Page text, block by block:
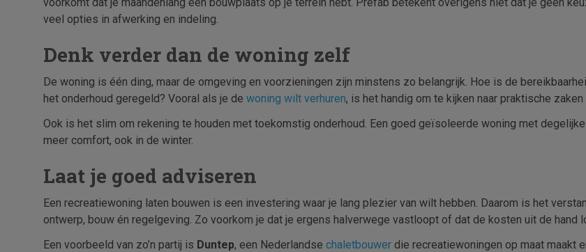
veel opties in afwerking en indeling.
Denk verder dan de woning zelf
De woning is één ding, maar de omgeving en voorzieningen zijn minstens zo belangrijk. Hoe is de
het onderhoud geregeld? Vooral als je de woning wilt verhuren, is het handig om te kijken naar praktische
Ook is het slim om rekening te houden met toekomstig onderhoud. Een goed geïsoleerde woning met
meer comfort, ook in de winter.
Laat je goed adviseren
Een recreatiewoning laten bouwen is een investering waar je lang plezier van wilt hebben. Daarom is het
ontwerp, bouw én regelgeving. Zo voorkom je dat je ergens halverwege vastloopt of dat de kosten uit de hand
Een voorbeeld van zo’n partij is Duntep, een Nederlandse chaletbouwer die recreatiewoningen op maat maakt